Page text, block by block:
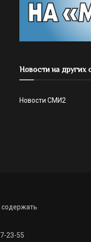
Новости на других
Новости СМИ2
содержать
23-55